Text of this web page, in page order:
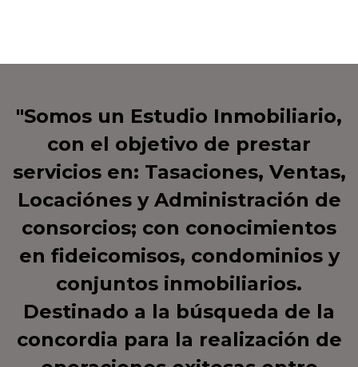
"Somos un Estudio Inmobiliario,
con el objetivo de prestar
servicios en: Tasaciones, Ventas,
Locaciónes y Administración de
consorcios; con conocimientos
en fideicomisos, condominios y
conjuntos inmobiliarios.
Destinado a la búsqueda de la
concordia para la realización de